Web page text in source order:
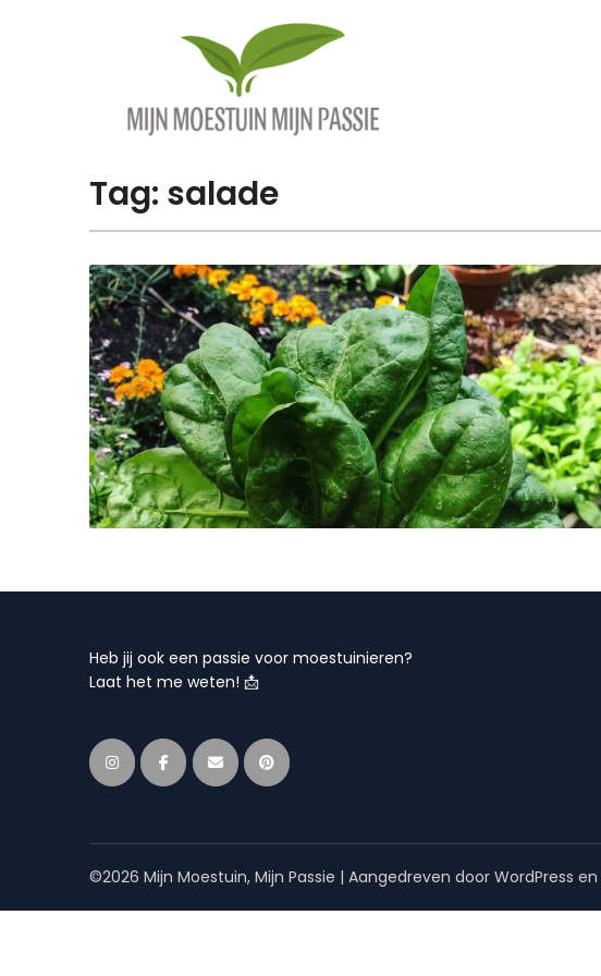
Tag: salade
Heb jij ook een passie voor moestuinieren?
Laat het me weten! 📩
©2026 Mijn Moestuin, Mijn Passie | Aangedreven door WordPress en